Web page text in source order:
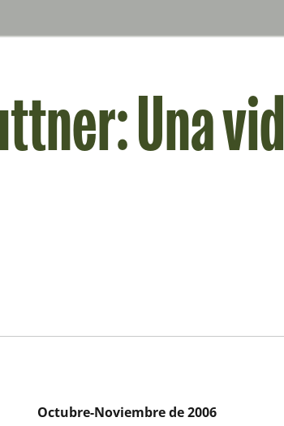
Una
Octubre-Noviembre de 2006